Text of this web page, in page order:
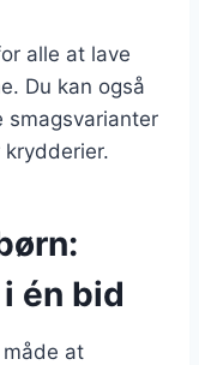
alle at lave
Du kan også
smagsvarianter
én bid
at